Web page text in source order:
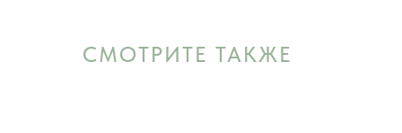
СМОТРИТЕ ТАКЖЕ